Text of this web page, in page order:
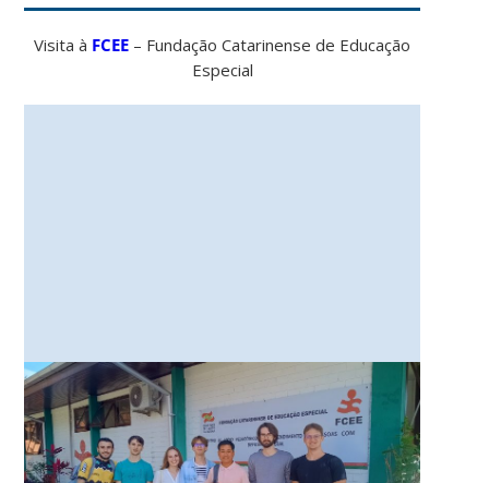
Visita à FCEE – Fundação Catarinense de Educação
Especial